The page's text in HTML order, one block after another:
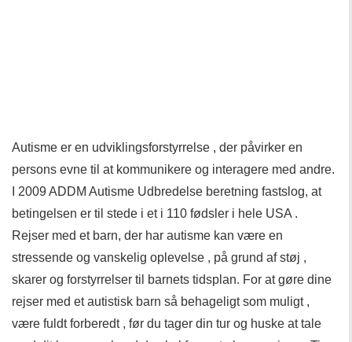
Autisme er en udviklingsforstyrrelse , der påvirker en
persons evne til at kommunikere og interagere med andre.
I 2009 ADDM Autisme Udbredelse beretning fastslog, at
betingelsen er til stede i et i 110 fødsler i hele USA .
Rejser med et barn, der har autisme kan være en
stressende og vanskelig oplevelse , på grund af støj ,
skarer og forstyrrelser til barnets tidsplan. For at gøre dine
rejser med et autistisk barn så behageligt som muligt ,
være fuldt forberedt , før du tager din tur og huske at tale